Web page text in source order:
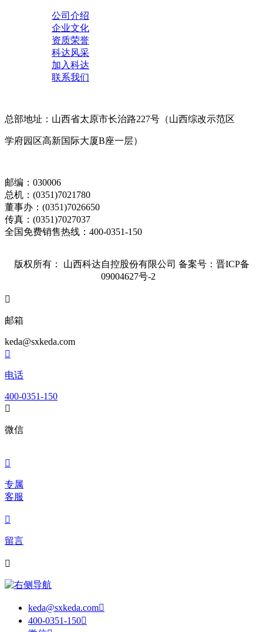
公司介绍
企业文化
资质荣誉
科达风采
加入科达
联系我们
总部地址：山西省太原市长治路227号（山西综改示范区
学府园区高新国际大厦B座一层）
邮编：030006
总机：(0351)7021780
董事办：(0351)7026650
传真：(0351)7027037
全国免费销售热线：400-0351-150
版权所有： 山西科达自控股份有限公司 备案号：晋ICP备
09004627号-2

邮箱
keda@sxkeda.com

电话
400-0351-150

微信

专属
客服

留言

keda@sxkeda.com
400-0351-150